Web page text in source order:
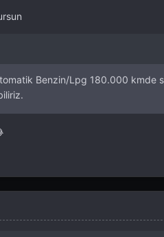
Benzin/Lpg 180.000 kmde